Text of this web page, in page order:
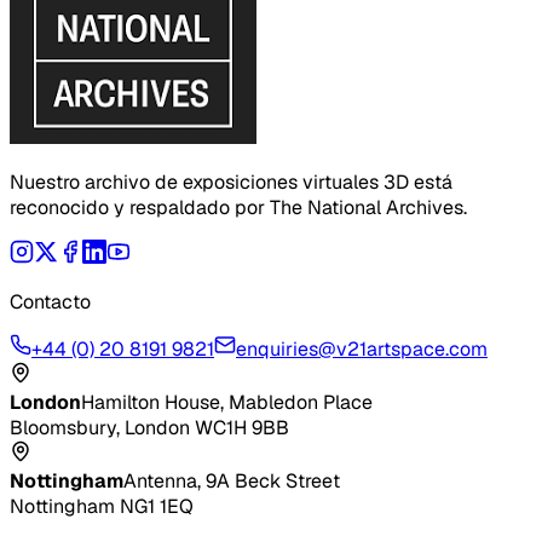
Nuestro archivo de exposiciones virtuales 3D está
reconocido y respaldado por The National Archives.
Contacto
+44 (0) 20 8191 9821
enquiries@v21artspace.com
LondonHamilton House, Mabledon Place
Bloomsbury, London WC1H 9BB
NottinghamAntenna, 9A Beck Street
Nottingham NG1 1EQ